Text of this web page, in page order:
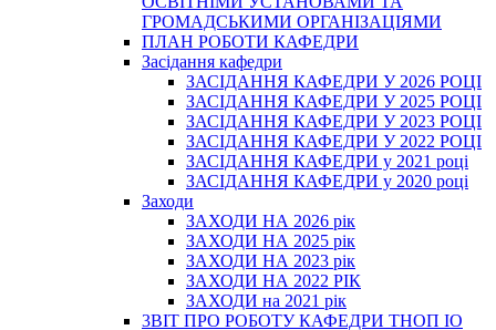
ГРОМАДСЬКИМИ ОРГАНІЗАЦІЯМИ
ПЛАН РОБОТИ КАФЕДРИ
Засідання кафедри
ЗАСІДАННЯ КАФЕДРИ У 2026 РОЦІ
ЗАСІДАННЯ КАФЕДРИ У 2025 РОЦІ
ЗАСІДАННЯ КАФЕДРИ У 2023 РОЦІ
ЗАСІДАННЯ КАФЕДРИ У 2022 РОЦІ
ЗАСІДАННЯ КАФЕДРИ у 2021 році
ЗАСІДАННЯ КАФЕДРИ у 2020 році
Заходи
ЗАХОДИ НА 2026 рік
ЗАХОДИ НА 2025 рік
ЗАХОДИ НА 2023 рік
ЗАХОДИ НА 2022 РІК
ЗАХОДИ на 2021 рік
3BIT ПРО РОБОТУ КАФЕДРИ ТНОП ІО